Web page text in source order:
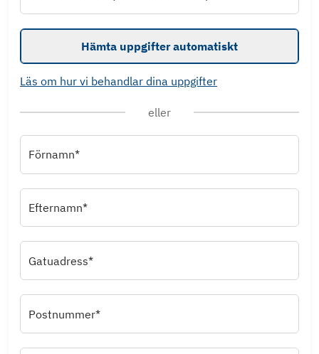
Hämta uppgifter automatiskt
Läs om hur vi behandlar dina uppgifter
eller
Förnamn*
Efternamn*
Gatuadress*
Postnummer*